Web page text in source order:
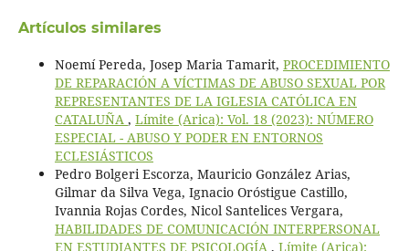
Artículos similares
Noemí Pereda, Josep Maria Tamarit, PROCEDIMIENTO
DE REPARACIÓN A VÍCTIMAS DE ABUSO SEXUAL POR
REPRESENTANTES DE LA IGLESIA CATÓLICA EN
CATALUÑA , Límite (Arica): Vol. 18 (2023): NÚMERO
ESPECIAL - ABUSO Y PODER EN ENTORNOS
ECLESIÁSTICOS
Pedro Bolgeri Escorza, Mauricio González Arias,
Gilmar da Silva Vega, Ignacio Oróstigue Castillo,
Ivannia Rojas Cordes, Nicol Santelices Vergara,
HABILIDADES DE COMUNICACIÓN INTERPERSONAL
EN ESTUDIANTES DE PSICOLOGÍA , Límite (Arica):